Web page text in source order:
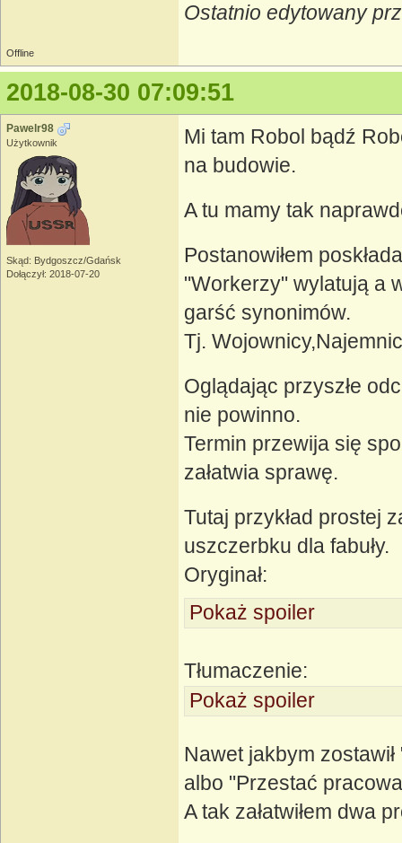
Ostatnio edytowany
Offline
2018-08-30 07:09:51
Pawelr98
Użytkownik
Skąd: Bydgoszcz/Gdańsk
Dołączył: 2018-07-20
Mi tam Robol bądź
na budowie.
A tu mamy tak
Postanowiłem
"Workerzy" wylatują a
garść synonimów.
Tj.
Oglądając przyszłe
nie powinno.
Termin przewija się
załatwia sprawę.
Tutaj przykład prostej
uszczerbku dla fabuły.
Oryginał:
Pokaż spoiler
Tłumaczenie:
Pokaż spoiler
Nawet jakbym
albo "Przestać
A tak załatwiłem dwa